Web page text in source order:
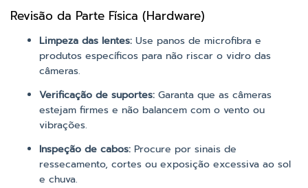
Revisão da Parte Física (Hardware)
Limpeza das lentes: Use panos de microfibra e
produtos específicos para não riscar o vidro das
câmeras.
Verificação de suportes: Garanta que as câmeras
estejam firmes e não balancem com o vento ou
vibrações.
Inspeção de cabos: Procure por sinais de
ressecamento, cortes ou exposição excessiva ao sol
e chuva.